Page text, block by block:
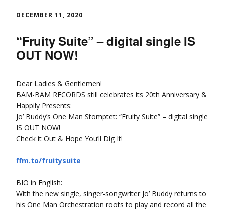
DECEMBER 11, 2020
“Fruity Suite” – digital single IS
OUT NOW!
Dear Ladies & Gentlemen!
BAM-BAM RECORDS still celebrates its 20th Anniversary &
Happily Presents:
Jo’ Buddy’s One Man Stomptet: “Fruity Suite” – digital single
IS OUT NOW!
Check it Out & Hope You’ll Dig It!
ffm.to/fruitysuite
BIO in English:
With the new single, singer-songwriter Jo’ Buddy returns to
his One Man Orchestration roots to play and record all the